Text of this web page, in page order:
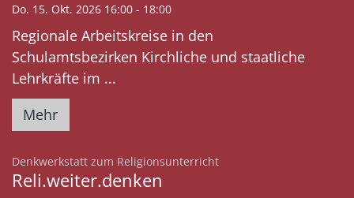
Do. 15. Okt. 2026 16:00 - 18:00
Regionale Arbeitskreise in den
Schulamtsbezirken Kirchliche und staatliche
Lehrkräfte im ...
Mehr
Denkwerkstatt zum Religionsunterricht:
Reli.weiter.denken